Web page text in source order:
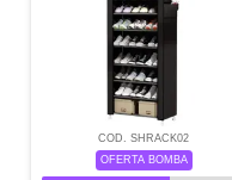
COD. SHRACK02
OFERTA BOMBA